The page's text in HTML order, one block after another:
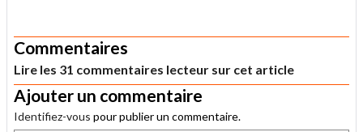
Commentaires
Lire les 31 commentaires lecteur sur cet article
Ajouter un commentaire
Identifiez-vous pour publier un commentaire.